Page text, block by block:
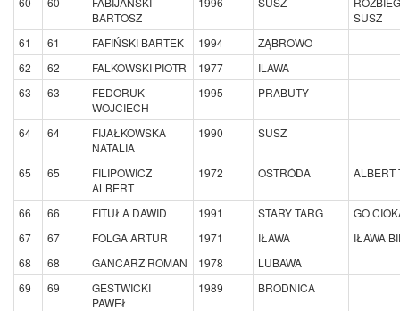
BARTOSZ
SUSZ
61
61 FAFIŃSKI BARTEK 1994
ZĄBROWO
62
62 FALKOWSKI PIOTR 1977
ILAWA
63
63
FEDORUK
WOJCIECH
1995 PRABUTY
64 64
FIJAŁKOWSKA
NATALIA
1990 SUSZ
65 65
FILIPOWICZ
ALBERT
1972 OSTRÓDA ALBERT
66 66 FITUŁA DAWID 1991 STARY TARG
GO
67
67 FOLGA ARTUR 1971 IŁAWA
IŁAWA
68
68 GANCARZ ROMAN 1978
LUBAWA
69
69
GESTWICKI
PAWEŁ
1989 BRODNICA